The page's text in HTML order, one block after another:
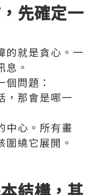
先確定一
的就是貪心。一
。
問題：
，那會是哪一
中心。所有畫
繞它展開。
結構，其